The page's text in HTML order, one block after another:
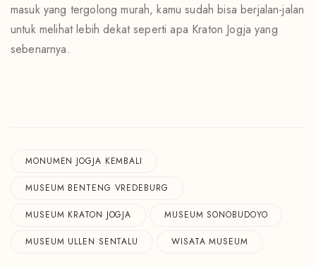
masuk yang tergolong murah, kamu sudah bisa berjalan-jalan
untuk melihat lebih dekat seperti apa Kraton Jogja yang
sebenarnya.
MONUMEN JOGJA KEMBALI
MUSEUM BENTENG VREDEBURG
MUSEUM KRATON JOGJA MUSEUM SONOBUDOYO
MUSEUM ULLEN SENTALU WISATA MUSEUM